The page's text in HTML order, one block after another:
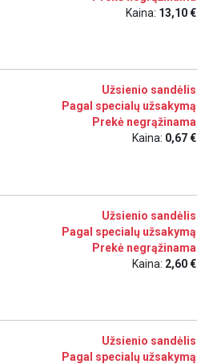
Kaina: 13,10 €
Užsienio sandėlis
Pagal specialų užsakymą
Prekė negrąžinama
Kaina: 0,67 €
Užsienio sandėlis
Pagal specialų užsakymą
Prekė negrąžinama
Kaina: 2,60 €
Užsienio sandėlis
Pagal specialų užsakymą